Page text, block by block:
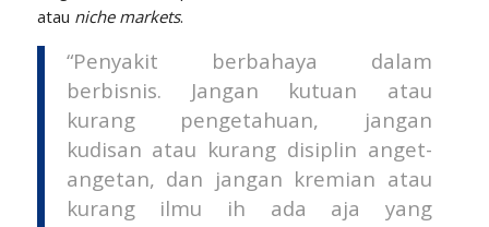
atau niche markets.
“Penyakit berbahaya dalam
berbisnis. Jangan kutuan atau
kurang pengetahuan, jangan
kudisan atau kurang disiplin anget-
angetan, dan jangan kremian atau
kurang ilmu ih ada aja yang